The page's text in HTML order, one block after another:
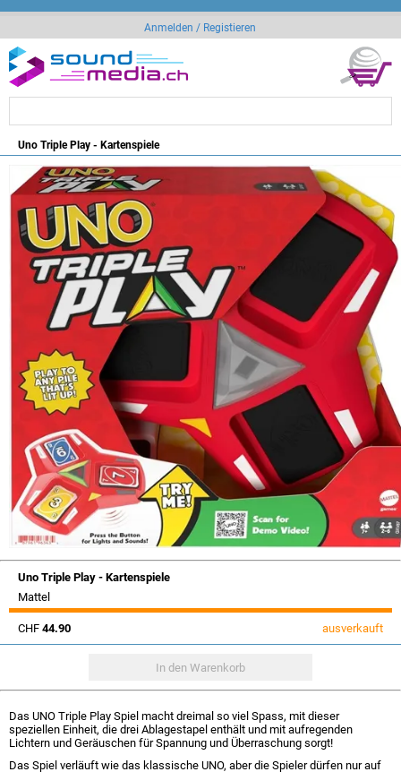
Anmelden / Registieren
Uno Triple Play - Kartenspiele
Uno Triple Play - Kartenspiele
Mattel
CHF 44.90 ausverkauft
Das UNO Triple Play Spiel macht dreimal so viel Spass, mit dieser
speziellen Einheit, die drei Ablagestapel enthält und mit aufregenden
Lichtern und Geräuschen für Spannung und Überraschung sorgt!
Das Spiel verläuft wie das klassische UNO, aber die Spieler dürfen nur auf